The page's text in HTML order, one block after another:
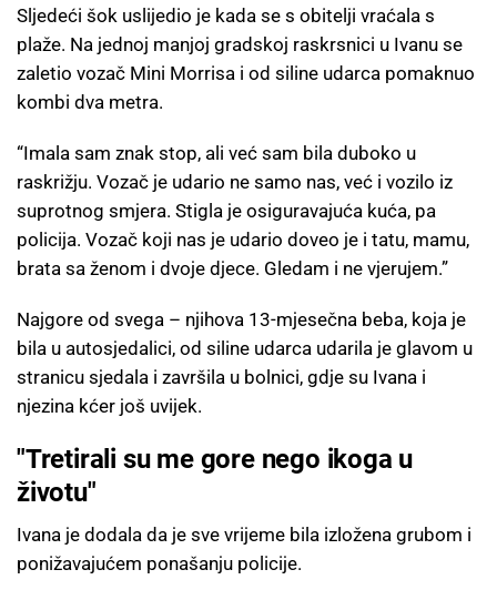
Sljedeći šok uslijedio je kada se s obitelji vraćala s
plaže. Na jednoj manjoj gradskoj raskrsnici u Ivanu se
zaletio vozač Mini Morrisa i od siline udarca pomaknuo
kombi dva metra.
“Imala sam znak stop, ali već sam bila duboko u
raskrižju. Vozač je udario ne samo nas, već i vozilo iz
suprotnog smjera. Stigla je osiguravajuća kuća, pa
policija. Vozač koji nas je udario doveo je i tatu, mamu,
brata sa ženom i dvoje djece. Gledam i ne vjerujem.”
Najgore od svega – njihova 13-mjesečna beba, koja je
bila u autosjedalici, od siline udarca udarila je glavom u
stranicu sjedala i završila u bolnici, gdje su Ivana i
njezina kćer još uvijek.
"Tretirali su me gore nego ikoga u
životu"
Ivana je dodala da je sve vrijeme bila izložena grubom i
ponižavajućem ponašanju policije.